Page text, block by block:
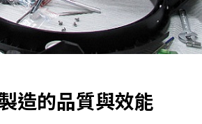
造的品質與效能